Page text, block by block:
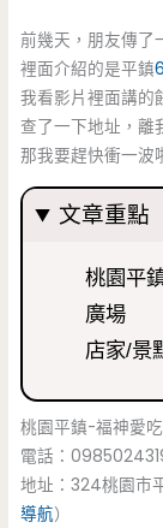
前幾天，朋友傳了
裡面介紹的是平鎮
我看影片裡面講的
查了一下地址，離
那我要趕快衝一波
文章重點
桃園平
廣場
店家/景
桃園平鎮-福神愛
電話：
地址：324桃園市
導航）